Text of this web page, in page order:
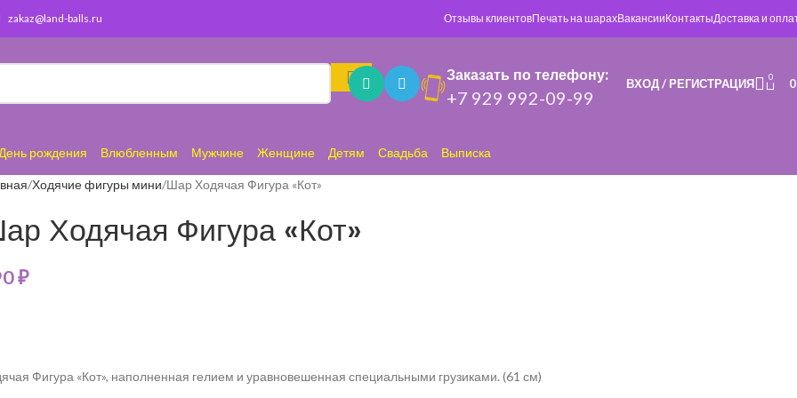
zakaz@land-balls.ru Отзывы клиентовПечать на шарахВакансииКонтактыДоставка и
Заказать по телефону:
+7 929 992-09-99
ВХОД / РЕГИСТРАЦИЯ 0
День рождения Влюбленным Мужчине Женщине Детям Свадьба Выписка
Ходячие фигуры мини Шар Ходячая Фигура «Кот»
Ходячая Фигура «Кот»
₽
Фигура «Кот», наполненная гелием и уравновешенная специальными грузиками. (61 см)